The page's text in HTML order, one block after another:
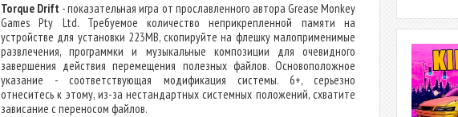
Torque Drift - показательная игра от прославленного автора Grease Monkey
Games Pty Ltd. Требуемое количество неприкрепленной памяти на
устройстве для установки 223MB, скопируйте на флешку малоприменимые
развлечения, программки и музыкальные композиции для очевидного
завершения действия перемещения полезных файлов. Основоположное
указание - соответствующая модификация системы. 6+, серьезно
отнеситесь к этому, из-за нестандартных системных положений, схватите
зависание с переносом файлов.